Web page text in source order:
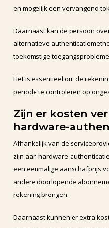
en mogelijk een vervangend
Daarnaast kan de persoon
alternatieve
toekomstige
Het is essentieel om de
periode te controleren op
Zijn er kosten
hardware-
Afhankelijk van de
zijn aan hardware-
een eenmalige aanschafprijs
andere doorlopende
rekening brengen.
Daarnaast kunnen er extra